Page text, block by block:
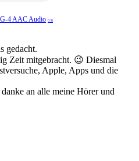
4 AAC Audio 0 B
gedacht.
Zeit mitgebracht. 😉 Diesmal
Apple, Apps und die
an alle meine Hörer und